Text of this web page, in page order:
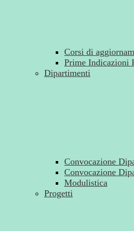
Corsi di
Prime Indicazioni
Dipartimenti
Convocazione
Convocazione
Modulistica
Progetti